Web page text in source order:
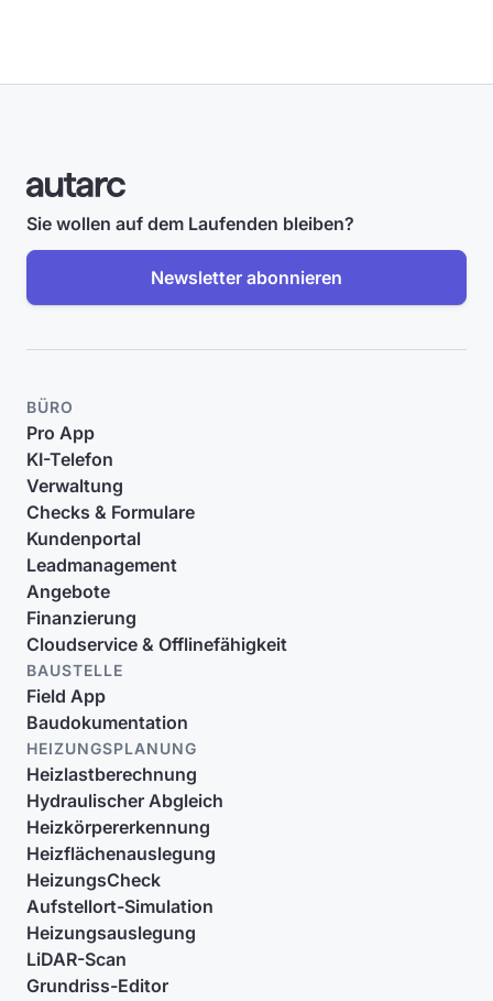
Sie wollen auf dem Laufenden bleiben?
Newsletter abonnieren
BÜRO
Pro App
KI-Telefon
Verwaltung
Checks & Formulare
Kundenportal
Leadmanagement
Angebote
Finanzierung
Cloudservice & Offlinefähigkeit
BAUSTELLE
Field App
Baudokumentation
HEIZUNGSPLANUNG
Heizlastberechnung
Hydraulischer Abgleich
Heizkörpererkennung
Heizflächenauslegung
HeizungsCheck
Aufstellort-Simulation
Heizungsauslegung
LiDAR-Scan
Grundriss-Editor